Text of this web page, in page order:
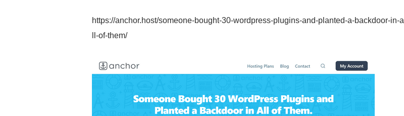
https://anchor.host/someone-bought-30-wordpress-plugins-and-planted-a-backdoor-in-a
ll-of-them/